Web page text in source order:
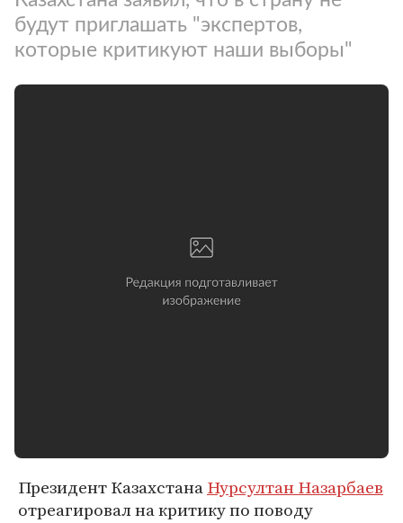
будут приглашать "экспертов,
которые критикуют наши выборы"
Президент КазахстанаНурсултан Назарбаев
отреагировал на критику по поводу